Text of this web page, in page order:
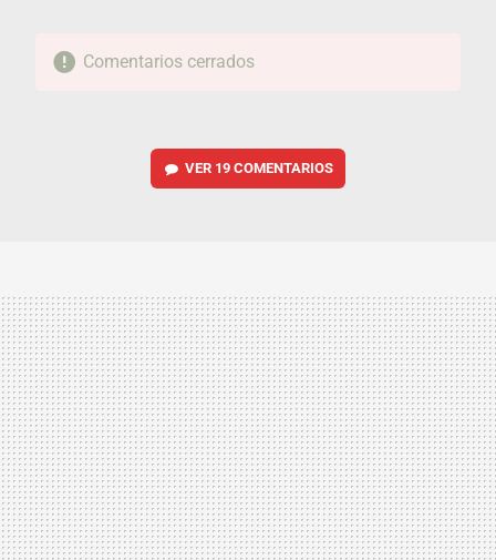
Comentarios cerrados
VER 19 COMENTARIOS